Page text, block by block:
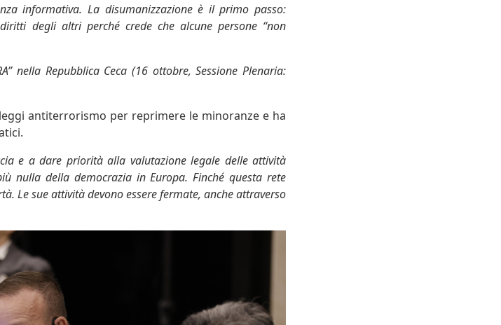
informativa. La disumanizzazione è il primo passo:
degli altri perché crede che alcune persone “non
nella Repubblica Ceca (16 ottobre, Sessione Plenaria:
antiterrorismo per reprimere le minoranze e ha
e a dare priorità alla valutazione legale delle attività
nulla della democrazia in Europa. Finché questa rete
Le sue attività devono essere fermate, anche attraverso